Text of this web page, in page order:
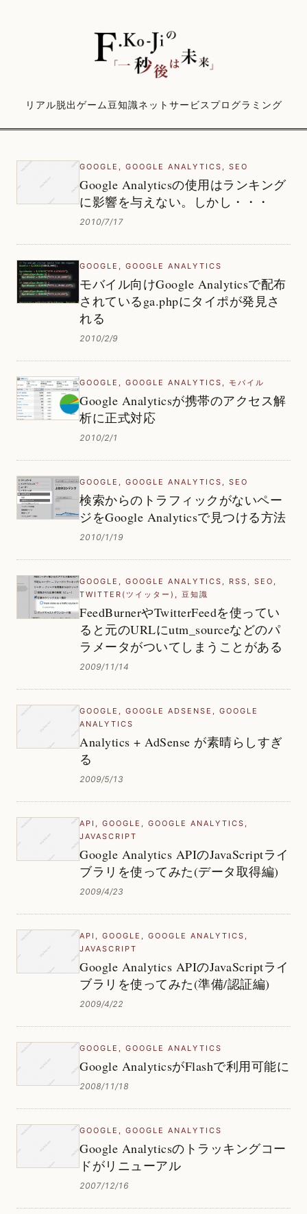
リアル脱出ゲーム豆知識ネットサービス プログラミング
GOOGLE , GOOGLE ANALYTICS , SEO
Google Analyticsの使用はランキング
に影響を与えない。しかし・・・
2010/7/17
GOOGLE , GOOGLE ANALYTICS
モバイル向けGoogle Analyticsで配布
されているga.phpにタイポが発見さ
れる
2010/2/9
GOOGLE , GOOGLE ANALYTICS , モバイル
Google Analyticsが携帯のアクセス解
析に正式対応
2010/2/1
GOOGLE , GOOGLE ANALYTICS , SEO
検索からのトラフィックがないペー
ジをGoogle Analyticsで見つける方法
2010/1/19
GOOGLE , GOOGLE ANALYTICS , RSS , SEO ,
TWITTER(ツイッター) , 豆知識
FeedBurnerやTwitterFeedを使ってい
ると元のURLにutm_sourceなどのパ
ラメータがついてしまうことがある
2009/11/14
GOOGLE , GOOGLE ADSENSE , GOOGLE
ANALYTICS
Analytics + AdSense が素晴らしすぎ
る
2009/5/13
API , GOOGLE , GOOGLE ANALYTICS ,
JAVASCRIPT
Google Analytics APIのJavaScriptライ
ブラリを使ってみた(データ取得編)
2009/4/23
API , GOOGLE , GOOGLE ANALYTICS ,
JAVASCRIPT
Google Analytics APIのJavaScriptライ
ブラリを使ってみた(準備/認証編)
2009/4/22
GOOGLE , GOOGLE ANALYTICS
Google AnalyticsがFlashで利用可能に
2008/11/18
GOOGLE , GOOGLE ANALYTICS
Google Analyticsのトラッキングコー
ドがリニューアル
2007/12/16